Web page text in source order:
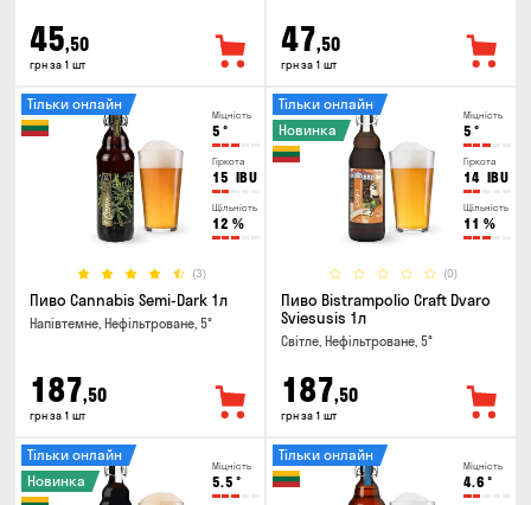
45,50
грн за 1 шт
47,50
грн за 1 шт
Міцність
5 °
Гіркота
15 IBU
Щільність
12 %
(3)
Тільки онлайн
Пиво Cannabis Semi-Dark 1л
Напівтемне, Нефільтроване, 5°
187,50
грн за 1 шт
Міцність
5 °
Гіркота
14 IBU
Щільність
11 %
(0)
Тільки онлайн
Новинка
Пиво Bistrampolio Craft Dvaro
Sviesusis 1л
Світле, Нефільтроване, 5°
187,50
грн за 1 шт
Міцність
5.5 °
Тільки онлайн
Новинка
Міцність
4.6 °
Тільки онлайн